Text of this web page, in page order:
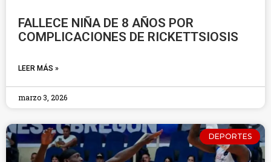
FALLECE NIÑA DE 8 AÑOS POR
COMPLICACIONES DE RICKETTSIOSIS
LEER MÁS »
marzo 3, 2026
DEPORTES